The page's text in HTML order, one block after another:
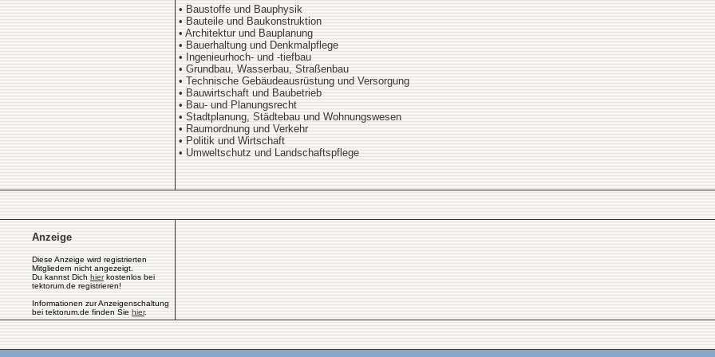
• Baustoffe und Bauphysik
• Bauteile und Baukonstruktion
• Architektur und Bauplanung
• Bauerhaltung und Denkmalpflege
• Ingenieurhoch- und -tiefbau
• Grundbau, Wasserbau, Straßenbau
• Technische Gebäudeausrüstung und Versorgung
• Bauwirtschaft und Baubetrieb
• Bau- und Planungsrecht
• Stadtplanung, Städtebau und Wohnungswesen
• Raumordnung und Verkehr
• Politik und Wirtschaft
• Umweltschutz und Landschaftspflege
Anzeige
Diese Anzeige wird registrierten
Mitgliedern nicht angezeigt.
Du kannst Dich hierkostenlos bei
tektorum.de registrieren!
Informationen zur Anzeigenschaltung
bei tektorum.de finden Sie hier.